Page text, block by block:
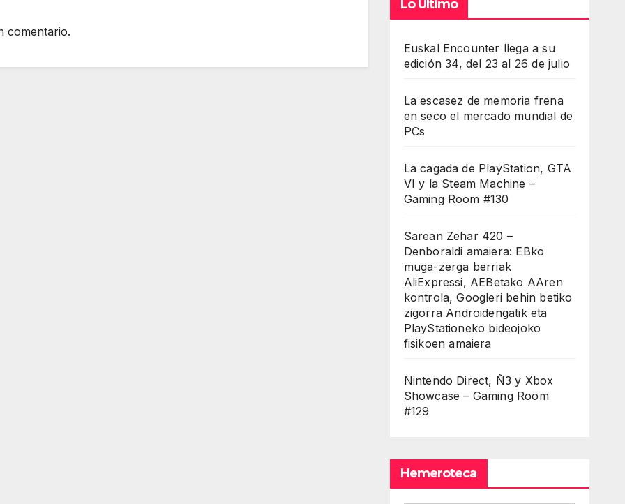
comentario.
Lo Último
Euskal Encounter llega a su
edición 34, del 23 al 26 de julio
La escasez de memoria frena
en seco el mercado mundial de
PCs
La cagada de PlayStation, GTA
VI y la Steam Machine –
Gaming Room #130
Sarean Zehar 420 –
Denboraldi amaiera: EBko
muga-zerga berriak
AliExpressi, AEBetako AAren
kontrola, Googleri behin betiko
zigorra Androidengatik eta
PlayStationeko bideojoko
fisikoen amaiera
Nintendo Direct, Ñ3 y Xbox
Showcase – Gaming Room
#129
Hemeroteca